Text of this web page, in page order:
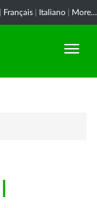
Français Italiano More...